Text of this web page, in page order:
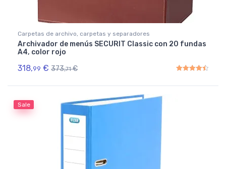
Carpetas de archivo, carpetas y separadores
Archivador de menús SECURIT Classic con 20 fundas
A4, color rojo
318,99 € 373,71 €
Sale